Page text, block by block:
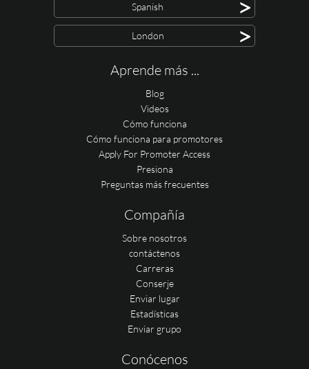
Spanish >
London >
Aprende más ...
Blog
Videos
Cómo funciona
Cómo funciona para promotores
Apply For Promoter Access
Presiona
Preguntas más frecuentes
Compañía
Sobre nosotros
contáctenos
Carreras
Conserje
Enviar lugar
Estadísticas
Enviar grupo
Conócenos